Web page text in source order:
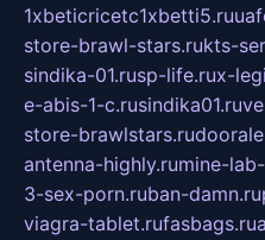
1xbeticricetc1xbetti5.ru
store-brawl-stars.rukts-
sindika-01.rusp-life.rux-
e-abis-1-c.rusindika01.ru
store-brawlstars.ru
antenna-highly.rumine-
3-sex-porn.ruban-damn.ru
viagra-tablet.rufasbags.ru